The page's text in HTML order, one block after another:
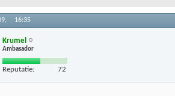
16:35
Krumel
Ambasador
Reputatie: 72